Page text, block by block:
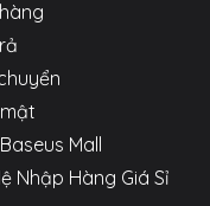
Mall
Nhập Hàng Giá Sỉ